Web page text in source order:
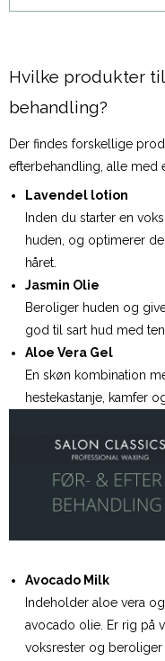
Hvilke produkter
behandling?
Der findes forskellige
efterbehandling, alle med
Lavendel lotion
Inden du starter en
huden, og optimerer
håret.
Jasmin Olie
Beroliger huden og
god til sart hud med
Aloe Vera Gel
En skøn kombination
hestekastanje, kamfer
Avocado Milk
Indeholder aloe vera
avocado olie. Er rig på
voksrester og beroliger